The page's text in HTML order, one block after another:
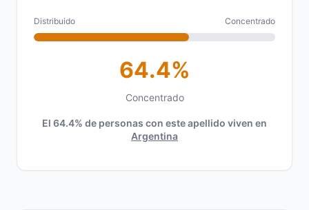
Distribuido Concentrado
64.4%
Concentrado
El 64.4% de personas con este apellido viven en
Argentina